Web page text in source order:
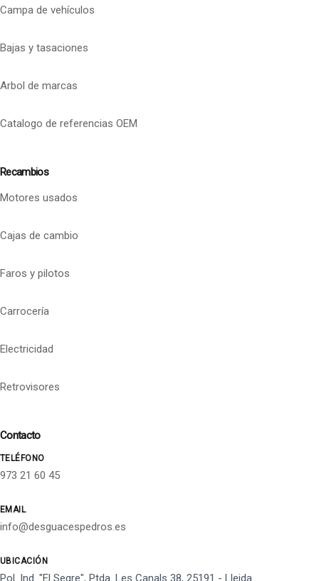
Campa de vehículos
Bajas y tasaciones
Arbol de marcas
Catalogo de referencias OEM
Recambios
Motores usados
Cajas de cambio
Faros y pilotos
Carrocería
Electricidad
Retrovisores
Contacto
TELÉFONO
973 21 60 45
EMAIL
info@desguacespedros.es
UBICACIÓN
Pol. Ind. "El Segre", Ptda. Les Canals 38, 25191 - Lleida